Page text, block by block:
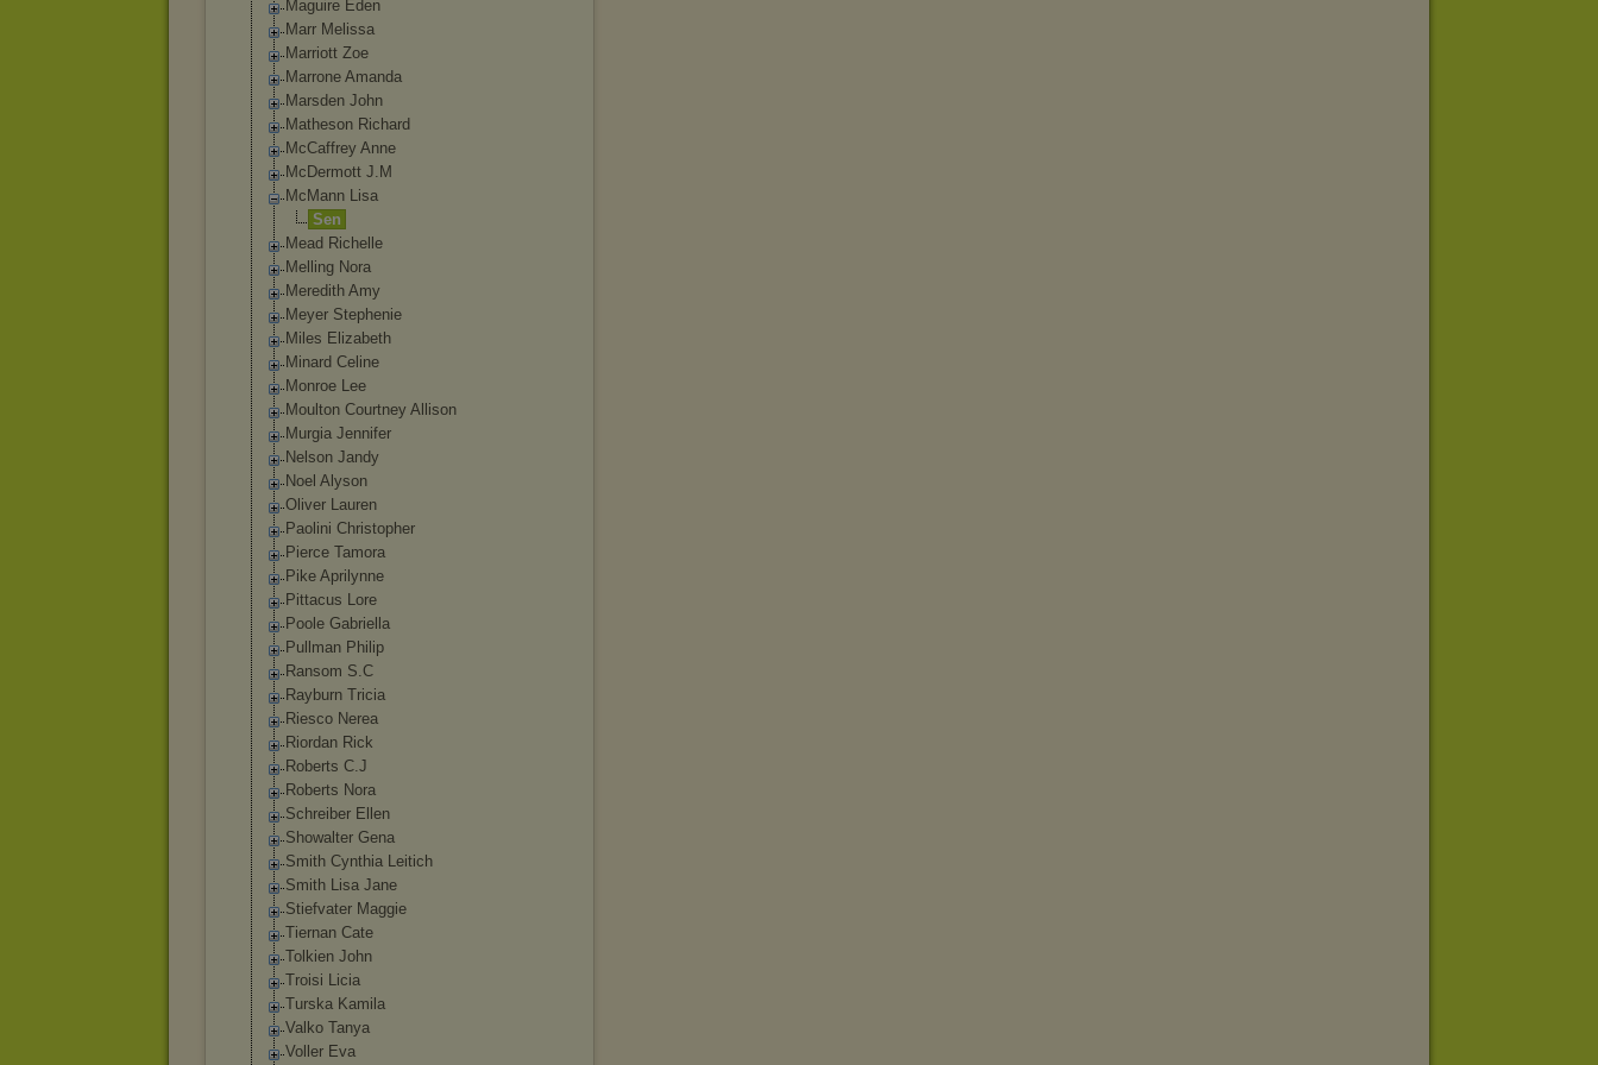
Maguire Eden
Marr Melissa
Marriott Zoe
Marrone Amanda
Marsden John
Matheson Richard
McCaffrey Anne
McDermott J.M
McMann Lisa
Sen
Mead Richelle
Melling Nora
Meredith Amy
Meyer Stephenie
Miles Elizabeth
Minard Celine
Monroe Lee
Moulton Courtney Allison
Murgia Jennifer
Nelson Jandy
Noel Alyson
Oliver Lauren
Paolini Christopher
Pierce Tamora
Pike Aprilynne
Pittacus Lore
Poole Gabriella
Pullman Philip
Ransom S.C
Rayburn Tricia
Riesco Nerea
Riordan Rick
Roberts C.J
Roberts Nora
Schreiber Ellen
Showalter Gena
Smith Cynthia Leitich
Smith Lisa Jane
Stiefvater Maggie
Tiernan Cate
Tolkien John
Troisi Licia
Turska Kamila
Valko Tanya
Voller Eva